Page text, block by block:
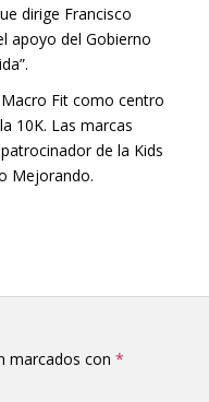
dirige Francisco
apoyo del Gobierno
Fit como centro
10K. Las marcas
de la Kids
Mejorando.
marcados con *